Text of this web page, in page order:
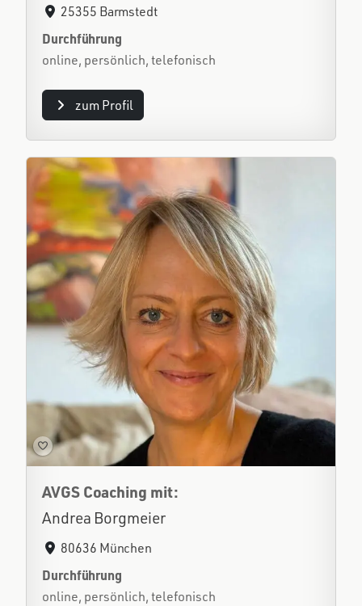
25355 Barmstedt
Durchführung
online, persönlich, telefonisch
zum Profil
AVGS Coaching mit:
Andrea Borgmeier
80636 München
Durchführung
online, persönlich, telefonisch